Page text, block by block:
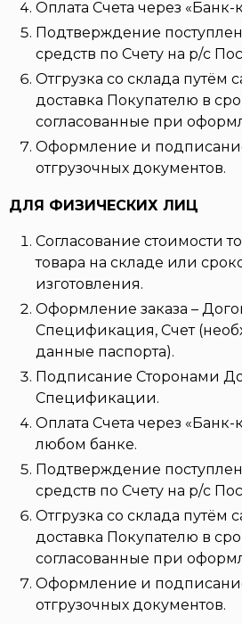
Оплата Счета через «Банк-
Подтверждение
средств по Счету на р/с
Отгрузка со склада путём
доставка Покупателю в
согласованные при
Оформление и
отгрузочных документов.
ДЛЯ ФИЗИЧЕСКИХ ЛИЦ
Согласование стоимости
товара на складе или
изготовления.
Оформление заказа –
Спецификация, Счет
данные паспорта).
Подписание Сторонами
Спецификации.
Оплата Счета через «Банк-
любом банке.
Подтверждение
средств по Счету на р/с
Отгрузка со склада путём
доставка Покупателю в
согласованные при
Оформление и
отгрузочных документов.